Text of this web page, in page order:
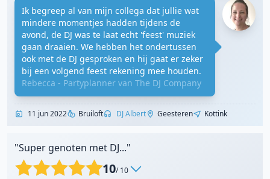
Ik begreep al van mijn collega dat jullie wat
mindere momentjes hadden tijdens de
avond, de DJ was te laat echt 'feest' muziek
gaan draaien. We hebben het ondertussen
ook met de DJ gesproken en hij gaat er zeker
bij een volgend feest rekening mee houden.
Rebecca - Partyplanner van The DJ Company
11 jun 2022 Bruiloft DJ Albert Geesteren Kottink
"Super genoten met DJ..."
10/ 10